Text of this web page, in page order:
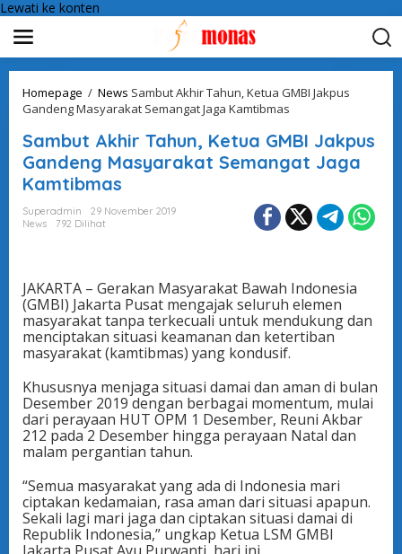
Lewati ke konten
Homepage / News Sambut Akhir Tahun, Ketua GMBI Jakpus
Gandeng Masyarakat Semangat Jaga Kamtibmas
Sambut Akhir Tahun, Ketua GMBI Jakpus
Gandeng Masyarakat Semangat Jaga
Kamtibmas
Superadmin
29 November 2019
News
792 Dilihat
JAKARTA – Gerakan Masyarakat Bawah Indonesia
(GMBI) Jakarta Pusat mengajak seluruh elemen
masyarakat tanpa terkecuali untuk mendukung dan
menciptakan situasi keamanan dan ketertiban
masyarakat (kamtibmas) yang kondusif.
Khususnya menjaga situasi damai dan aman di bulan
Desember 2019 dengan berbagai momentum, mulai
dari perayaan HUT OPM 1 Desember, Reuni Akbar
212 pada 2 Desember hingga perayaan Natal dan
malam pergantian tahun.
“Semua masyarakat yang ada di Indonesia mari
ciptakan kedamaian, rasa aman dari situasi apapun.
Sekali lagi mari jaga dan ciptakan situasi damai di
Republik Indonesia,” ungkap Ketua LSM GMBI